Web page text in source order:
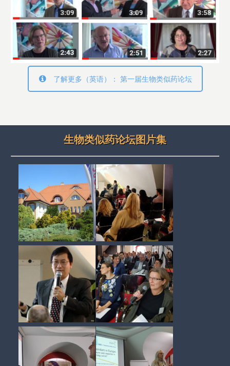
了解更多（英语）： 第一届生物类似药论坛
生物类似药论坛图片集